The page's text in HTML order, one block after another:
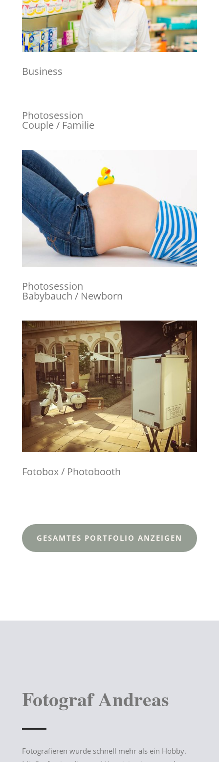
Business
Photosession
Couple / Familie
Photosession
Babybauch / Newborn
Fotobox / Photobooth
GESAMTES PORTFOLIO ANZEIGEN
Fotograf Andreas
Fotografieren wurde schnell mehr als ein Hobby.